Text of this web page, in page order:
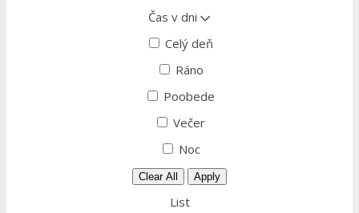
Čas v dni
Celý deň
Ráno
Poobede
Večer
Noc
Clear All Apply
List